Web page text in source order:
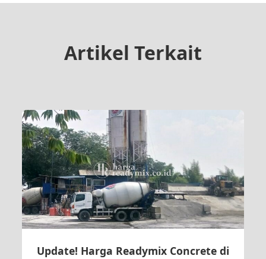
Artikel Terkait
Update! Harga Readymix Concrete di